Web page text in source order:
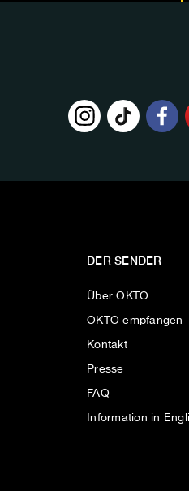
DER SENDER
Über OKTO
OKTO empfangen
Kontakt
Presse
FAQ
Information in